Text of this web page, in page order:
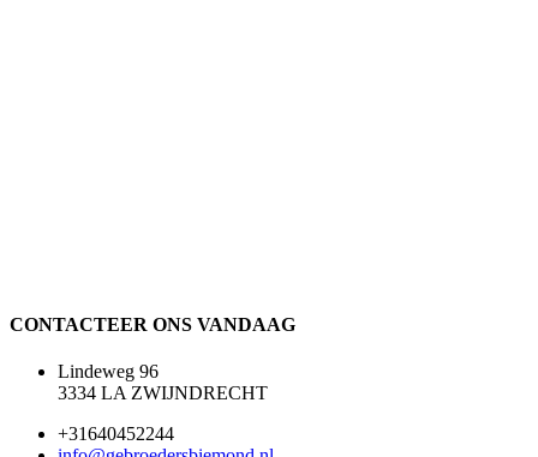
CONTACTEER ONS VANDAAG
Lindeweg 96
3334 LA ZWIJNDRECHT
+31640452244